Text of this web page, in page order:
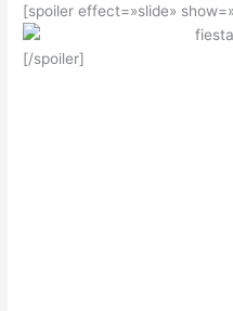
[spoiler effect=»slide»
[/spoiler]